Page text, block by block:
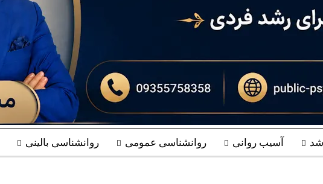
آسیب روانی روانشناسی عمومی روانشناسی بالینی